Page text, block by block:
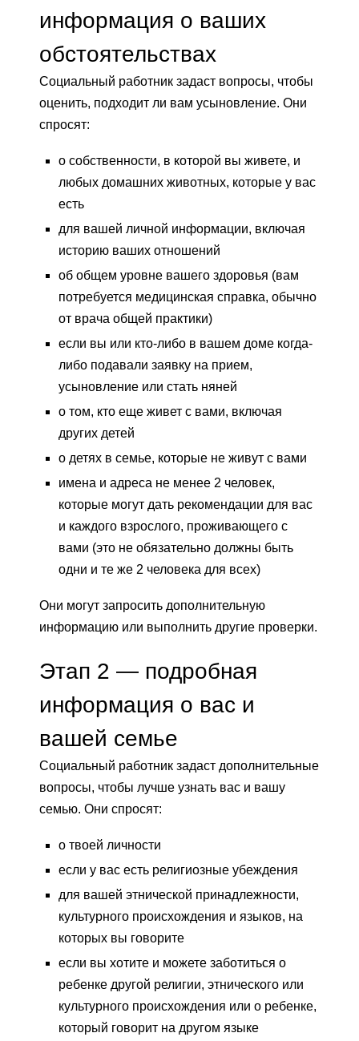
информация о ваших
обстоятельствах
Социальный работник задаст вопросы, чтобы
оценить, подходит ли вам усыновление. Они
спросят:
о собственности, в которой вы живете, и
любых домашних животных, которые у вас
есть
для вашей личной информации, включая
историю ваших отношений
об общем уровне вашего здоровья (вам
потребуется медицинская справка, обычно
от врача общей практики)
если вы или кто-либо в вашем доме когда-
либо подавали заявку на прием,
усыновление или стать няней
о том, кто еще живет с вами, включая
других детей
о детях в семье, которые не живут с вами
имена и адреса не менее 2 человек,
которые могут дать рекомендации для вас
и каждого взрослого, проживающего с
вами (это не обязательно должны быть
одни и те же 2 человека для всех)
Они могут запросить дополнительную
информацию или выполнить другие проверки.
Этап 2 — подробная
информация о вас и
вашей семье
Социальный работник задаст дополнительные
вопросы, чтобы лучше узнать вас и вашу
семью. Они спросят:
о твоей личности
если у вас есть религиозные убеждения
для вашей этнической принадлежности,
культурного происхождения и языков, на
которых вы говорите
если вы хотите и можете заботиться о
ребенке другой религии, этнического или
культурного происхождения или о ребенке,
который говорит на другом языке